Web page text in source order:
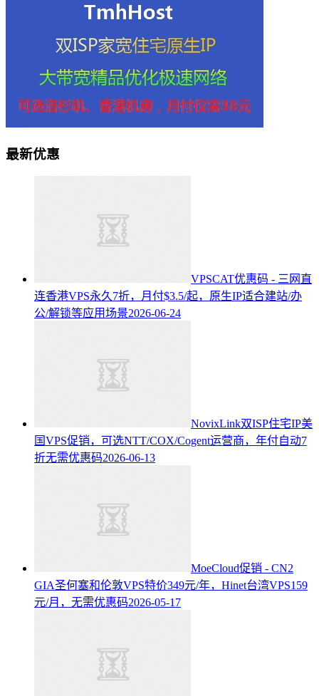
最新优惠
VPSCAT优惠码 - 三网直
连香港VPS永久7折，月付$3.5/起，原生IP适合建站/办
公/解锁等应用场景2026-06-24
NovixLink双ISP住宅IP美
国VPS促销，可选NTT/COX/Cogent运营商，年付自动7
折无需优惠码2026-06-13
MoeCloud促销 - CN2
GIA圣何塞和伦敦VPS特价349元/年，Hinet台湾VPS159
元/月，无需优惠码2026-05-17